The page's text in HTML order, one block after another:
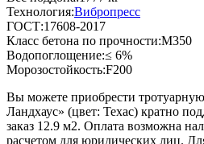
Технология:Вибропресс
ГОСТ:17608-2017
Класс бетона по прочности:М350
Водопоглощение:≤ 6%
Морозостойкость:F200
Вы можете приобрести
Ландхаус» (цвет: Техас) кратно
заказ 12.9 м2. Оплата возможна
расчетом для юридических лиц.